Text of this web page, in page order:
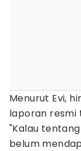
Menurut Evi,
laporan resmi
"Kalau
belum